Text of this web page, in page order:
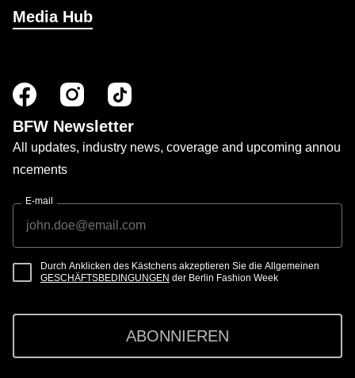
Media Hub
BFW Newsletter
All updates, industry news, coverage and upcoming annou
ncements
E-mail
Durch Anklicken des Kästchens akzeptieren Sie die Allgemeinen
GESCHÄFTSBEDINGUNGEN der Berlin Fashion Week
ABONNIEREN